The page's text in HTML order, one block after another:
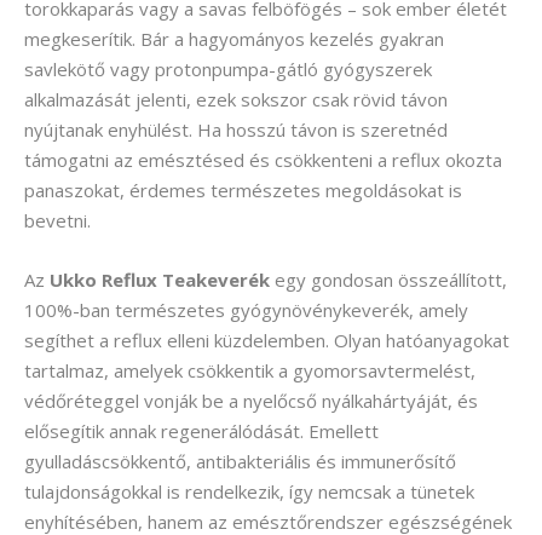
torokkaparás vagy a savas felböfögés – sok ember életét
megkeserítik. Bár a hagyományos kezelés gyakran
savlekötő vagy protonpumpa-gátló gyógyszerek
alkalmazását jelenti, ezek sokszor csak rövid távon
nyújtanak enyhülést. Ha hosszú távon is szeretnéd
támogatni az emésztésed és csökkenteni a reflux okozta
panaszokat, érdemes természetes megoldásokat is
bevetni.
Az Ukko Reflux Teakeverék egy gondosan összeállított,
100%-ban természetes gyógynövénykeverék, amely
segíthet a reflux elleni küzdelemben. Olyan hatóanyagokat
tartalmaz, amelyek csökkentik a gyomorsavtermelést,
védőréteggel vonják be a nyelőcső nyálkahártyáját, és
elősegítik annak regenerálódását. Emellett
gyulladáscsökkentő, antibakteriális és immunerősítő
tulajdonságokkal is rendelkezik, így nemcsak a tünetek
enyhítésében, hanem az emésztőrendszer egészségének